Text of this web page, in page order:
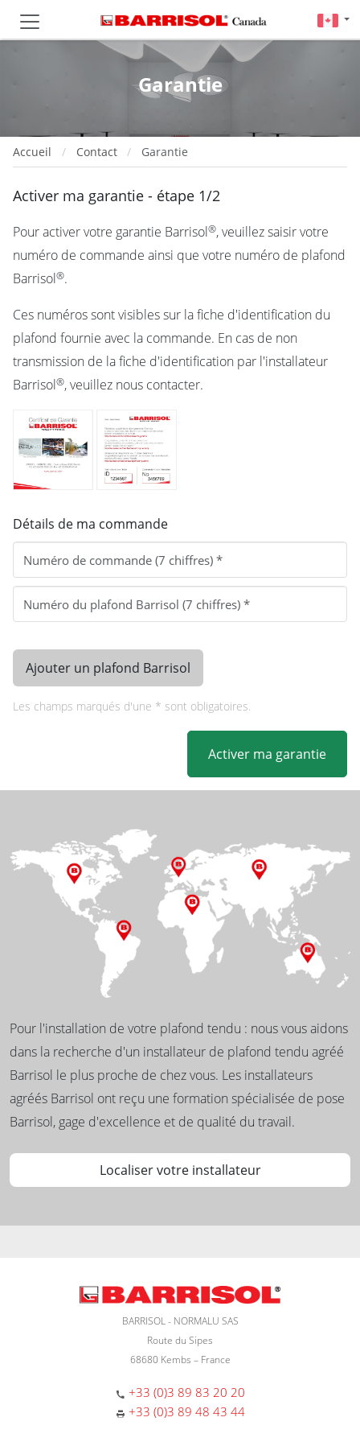
Garantie
Accueil Contact Garantie
Activer ma garantie - étape 1/2
Pour activer votre garantie Barrisol®, veuillez saisir votre
numéro de commande ainsi que votre numéro de plafond
Barrisol®.
Ces numéros sont visibles sur la fiche d'identification du
plafond fournie avec la commande. En cas de non
transmission de la fiche d'identification par l'installateur
Barrisol®, veuillez nous contacter.
Détails de ma commande
Ajouter un plafond Barrisol
Les champs marqués d'une * sont obligatoires.
Activer ma garantie
Pour l'installation de votre plafond tendu : nous vous aidons
dans la recherche d'un installateur de plafond tendu agréé
Barrisol le plus proche de chez vous. Les installateurs
agréés Barrisol ont reçu une formation spécialisée de pose
Barrisol, gage d'excellence et de qualité du travail.
Localiser votre installateur
BARRISOL - NORMALU SAS
Route du Sipes
68680 Kembs – France
+33 (0)3 89 83 20 20
+33 (0)3 89 48 43 44